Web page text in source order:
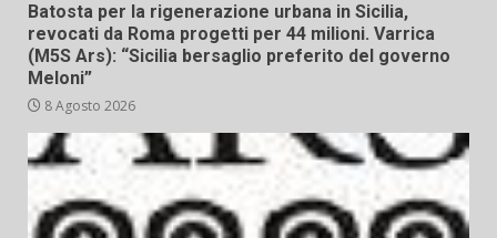
Batosta per la rigenerazione urbana in Sicilia,
revocati da Roma progetti per 44 milioni. Varrica
(M5S Ars): “Sicilia bersaglio preferito del governo
Meloni”
8 Agosto 2026